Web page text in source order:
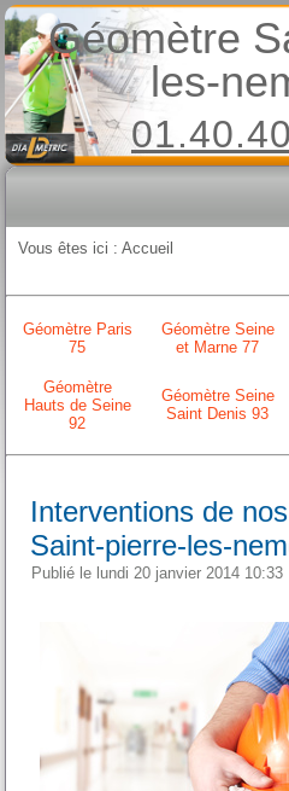
Géomètre
les-
Vous êtes ici :Accueil
Géomètre Paris
75
Géomètre Seine
et Marne 77
Géomètre
Hauts de Seine
92
Géomètre Seine
Saint Denis 93
Interventions de
Saint-pierre-les-
Publié le lundi 20 janvier 2014 10:33